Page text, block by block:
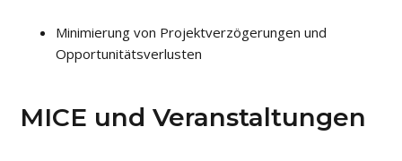
Minimierung von Projektverzögerungen und
Opportunitätsverlusten
MICE und Veranstaltungen